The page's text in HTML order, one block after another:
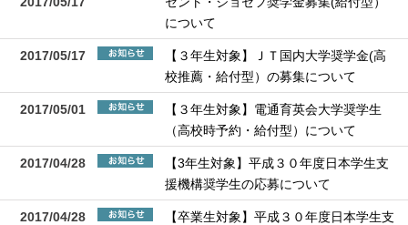
について
2017/05/17
【３年生対象】ＪＴ国内大学奨学金(高
校推薦・給付型）の募集について
2017/05/01
【３年生対象】電通育英会大学奨学生
（高校時予約・給付型）について
2017/04/28
【3年生対象】平成３０年度日本学生支
援機構奨学生の応募について
2017/04/28
【卒業生対象】平成３０年度日本学生支